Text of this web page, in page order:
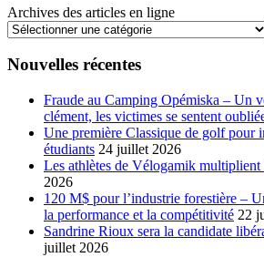
Archives des articles en ligne
Nouvelles récentes
Fraude au Camping Opémiska – Un
clément, les victimes se sentent
Une première Classique de golf pour
étudiants 24 juillet 2026
Les athlètes de Vélogamik multiplient
2026
120 M$ pour l’industrie forestière –
la performance et la compétitivité 22
Sandrine Rioux sera la candidate
juillet 2026